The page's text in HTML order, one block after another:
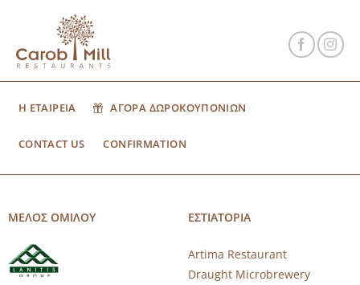
Η ΕΤΑΙΡΕΙΑ ΑΓΟΡΑ ΔΩΡΟΚΟΥΠΟΝΙΩΝ
CONTACT US CONFIRMATION
ΜΕΛΟΣ ΟΜΙΛΟΥ ΕΣΤΙΑΤΟΡΙΑ
Artima Restaurant
Draught Microbrewery